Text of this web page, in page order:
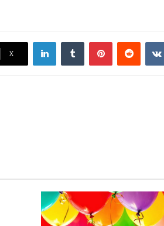
X
LinkedInTumblr PinterestReddit